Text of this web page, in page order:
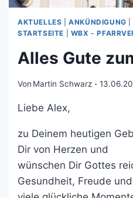
AKTUELLES |ANKÜNDIGUNG
STARTSEITE
WBX -
Alles Gute
Von Martin Schwarz
Liebe Alex,
zu Deinem heutigen
Dir von Herzen und
wünschen Dir Gottes
Gesundheit, Freude und